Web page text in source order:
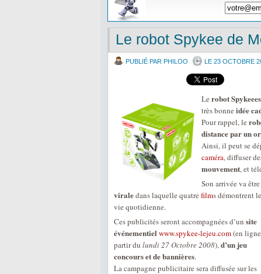
Le robot Spykee de
PUBLIÉ PAR PHILOO LE 23 OCTOBRE
Le robot
très bonne idée
Pour rappel, le
distance par un
Ainsi, il peut se
caméra, diffuser
mouvement, et
Son arrivée va
viraledans laquelle quatre films démontrent
vie quotidienne.
Ces publicités seront accompagnées d’un site
événementiel www.spykee-lejeu.com(en
partir du lundi 27 Octobre 2008),d’un jeu
concours et de bannières.
La campagne publicitaire sera diffusée sur les